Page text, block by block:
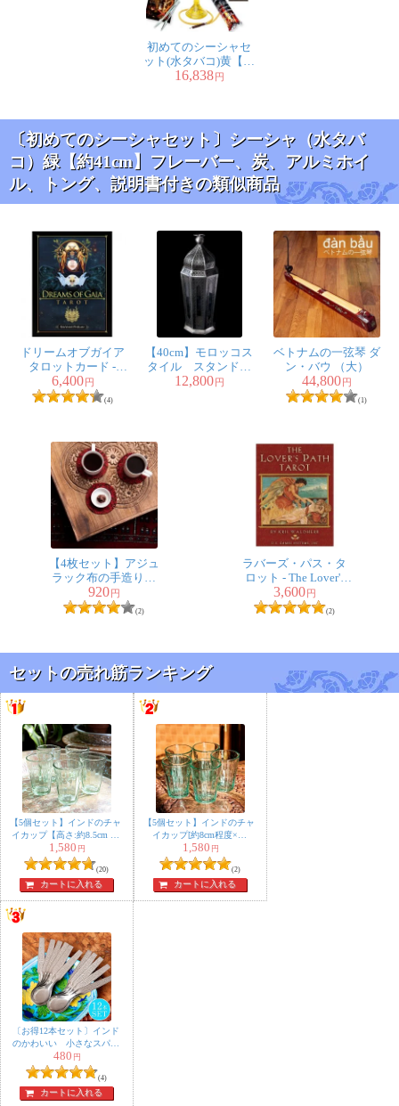
見た目も良いので置物としても活けます
〔初めてのシーシャ
（水タバコ）黒【約
38.5cm】フレーバ
ー、炭、アルミホイ
ル、トング、説明書
付き
★★★★★
匿名希望
まだ、炭は焚いてないけど
美しいシーシャセットが到着しました^^
〔初めてのシーシャ
セット〕シーシャ(水
タバコ) 黒【約
50cm】フレーバー、
炭、アルミホイル、
説明書付き
匿名希望
たけど、興味あって、失敗してもいっか！て気持ちで買
ったょ。説明書もついてたから読んで組み立てたら即吸
えたょ。ぽこぽこぽこって水の音が好きだょ。
〔初めてのシーシャ
セット〕シーシャ
（水タバコ）黒【約
38.5cm】フレーバ
ー、炭、アルミホイ
ル、トング、説明書
付き
★★★★★
螺旋状のガラスと金属部品の間
に隙間があるらしく、使い物になりません。
〔初めてのシーシャ
セット〕シーシャ
（水タバコ）青【約
初めてのシーシャセ
ット(水タバコ)黄【約
76cm】フレーバー、
16,838円
〔初めてのシーシャセット〕シーシャ（水タバ
コ）緑【約41cm】フレーバー、炭、アルミホイ
ル、トング、説明書付きの類似商品
ドリームオブガイア
タロットカード -
Dreams Of Gaia Tarot
6,400円
(4)
【40cm】モロッコス
タイル スタンド型
LEDキャンドルラン
12,800円
ベトナムの一弦琴 ダ
ン・バウ （大）
44,800円
(1)
【4枚セット】アジュ
ラック布の手造りコ
ースター リバーシ
ブル サークル
920円
(2)
ラバーズ・パス・タ
ロット - The Lover's
Path Tarot
3,600円
(2)
セットの売れ筋ランキング
【5個セット】インドのチャ
イカップ【高さ:約8.5cm 直
径:約6cm 容量：約110ml】
1,580 円
(20)
カートに入れる
【5個セット】インドのチャ
イカップ[約8cm程度×直
径：約5.8cm]
1,580 円
(2)
カートに入れる
〔お得12本セット〕インド
のかわいい 小さなスパイ
ススプーン 約10.8cm ミニ
デザートスプーン
480 円
(4)
カートに入れる